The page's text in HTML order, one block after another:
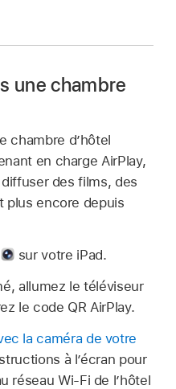
une chambre
chambre d’hôtel
en charge AirPlay,
des films, des
plus encore depuis
sur votre iPad.
allumez le téléviseur
le code QR AirPlay.
la caméra de votre
à l’écran pour
réseau Wi-Fi de l’hôtel